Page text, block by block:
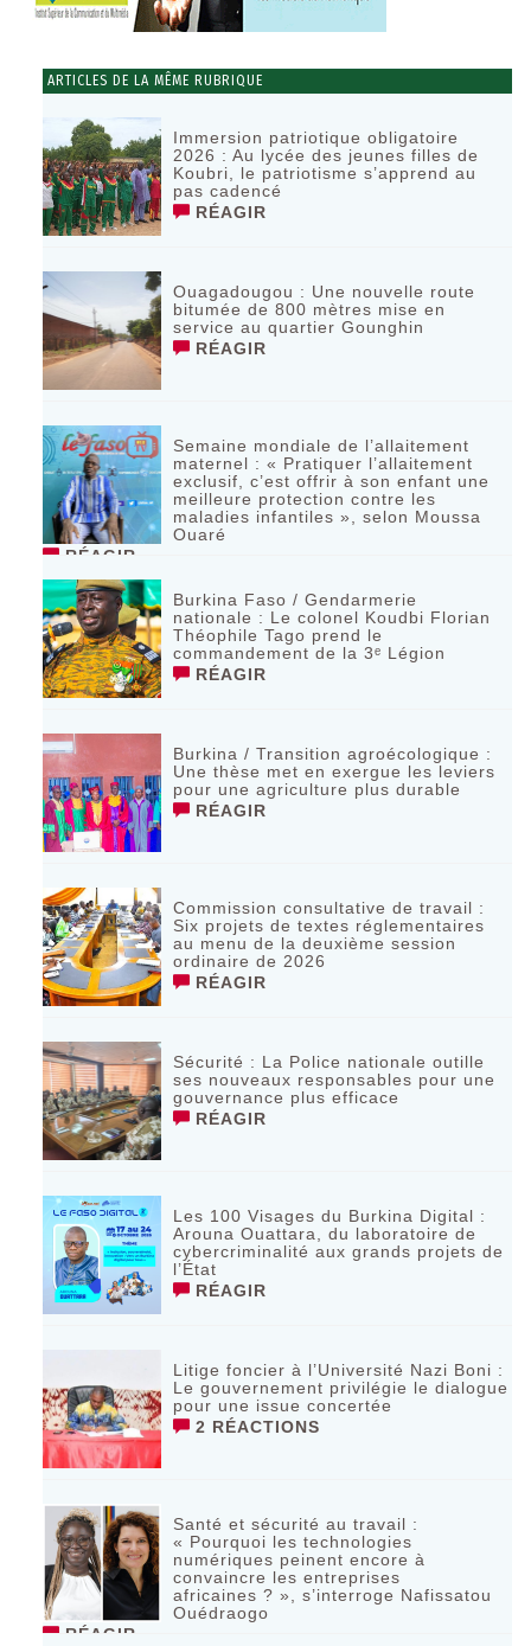
ARTICLES DE LA MÊME RUBRIQUE
Immersion patriotique obligatoire
2026 : Au lycée des jeunes filles de
Koubri, le patriotisme s’apprend au
pas cadencé
RÉAGIR
Ouagadougou : Une nouvelle route
bitumée de 800 mètres mise en
service au quartier Gounghin
RÉAGIR
Semaine mondiale de l’allaitement
maternel : « Pratiquer l’allaitement
exclusif, c’est offrir à son enfant une
meilleure protection contre les
maladies infantiles », selon Moussa
Ouaré
RÉAGIR
Burkina Faso / Gendarmerie
nationale : Le colonel Koudbi Florian
Théophile Tago prend le
commandement de la 3ᵉ Légion
RÉAGIR
Burkina / Transition agroécologique :
Une thèse met en exergue les leviers
pour une agriculture plus durable
RÉAGIR
Commission consultative de travail :
Six projets de textes réglementaires
au menu de la deuxième session
ordinaire de 2026
RÉAGIR
Sécurité : La Police nationale outille
ses nouveaux responsables pour une
gouvernance plus efficace
RÉAGIR
Les 100 Visages du Burkina Digital :
Arouna Ouattara, du laboratoire de
cybercriminalité aux grands projets de
l’État
RÉAGIR
Litige foncier à l’Université Nazi Boni :
Le gouvernement privilégie le dialogue
pour une issue concertée
2 RÉACTIONS
Santé et sécurité au travail :
« Pourquoi les technologies
numériques peinent encore à
convaincre les entreprises
africaines ? », s’interroge Nafissatou
Ouédraogo
RÉAGIR